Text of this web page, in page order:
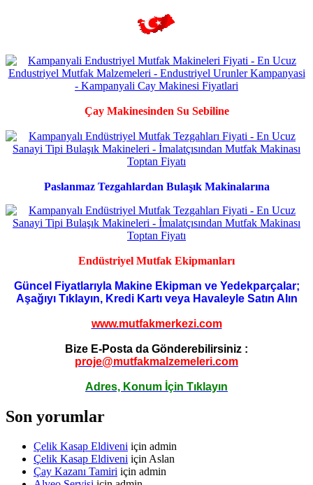
Çay Makinesinden Su Sebiline
Paslanmaz Tezgahlardan Bulaşık Makinalarına
Endüstriyel Mutfak Ekipmanları
Güncel Fiyatlarıyla Makine Ekipman ve Yedekparçalar;
Aşağıyı Tıklayın, Kredi Kartı veya Havaleyle Satın Alın
www.mutfakmerkezi.com
Bize E-Posta da Gönderebilirsiniz :
proje@mutfakmalzemeleri.com
Adres, Konum İçin Tıklayın
Son yorumlar
Çelik Kasap Eldiveni için admin
Çelik Kasap Eldiveni için Aslan
Çay Kazanı Tamiri için admin